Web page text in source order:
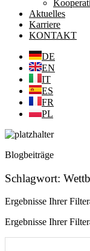
Aktuelles
Karriere
KONTAKT
DE
EN
IT
ES
FR
PL
Blogbeiträge
Schlagwort:
Ergebnisse Ihrer
Ergebnisse Ihrer